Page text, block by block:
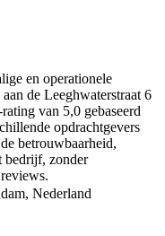
en operationele
de Leeghwaterstraat 6
van 5,0 gebaseerd
opdrachtgevers
betrouwbaarheid,
bedrijf, zonder
Nederland